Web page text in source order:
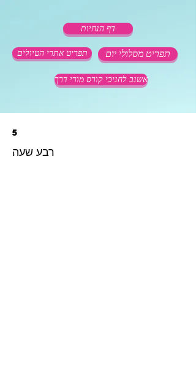
דף הנחיות
תפריט אתרי הטיולים
אשנב לחניכי קורס מורי דרך
תפריט מסלולי יום
5
רבע שעה